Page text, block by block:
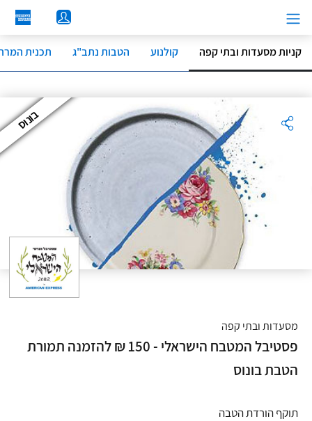
לתוכן
קניות מסעדות ובתי קפה קולנוע הטבות נתב"ג תכנית
בונוס
מסעדות ובתי קפה
פסטיבל המטבח הישראלי - 150 ₪ להזמנה תמורת
הטבת בונוס
תוקף הורדת הטבה